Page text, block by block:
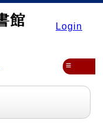
Login
≡